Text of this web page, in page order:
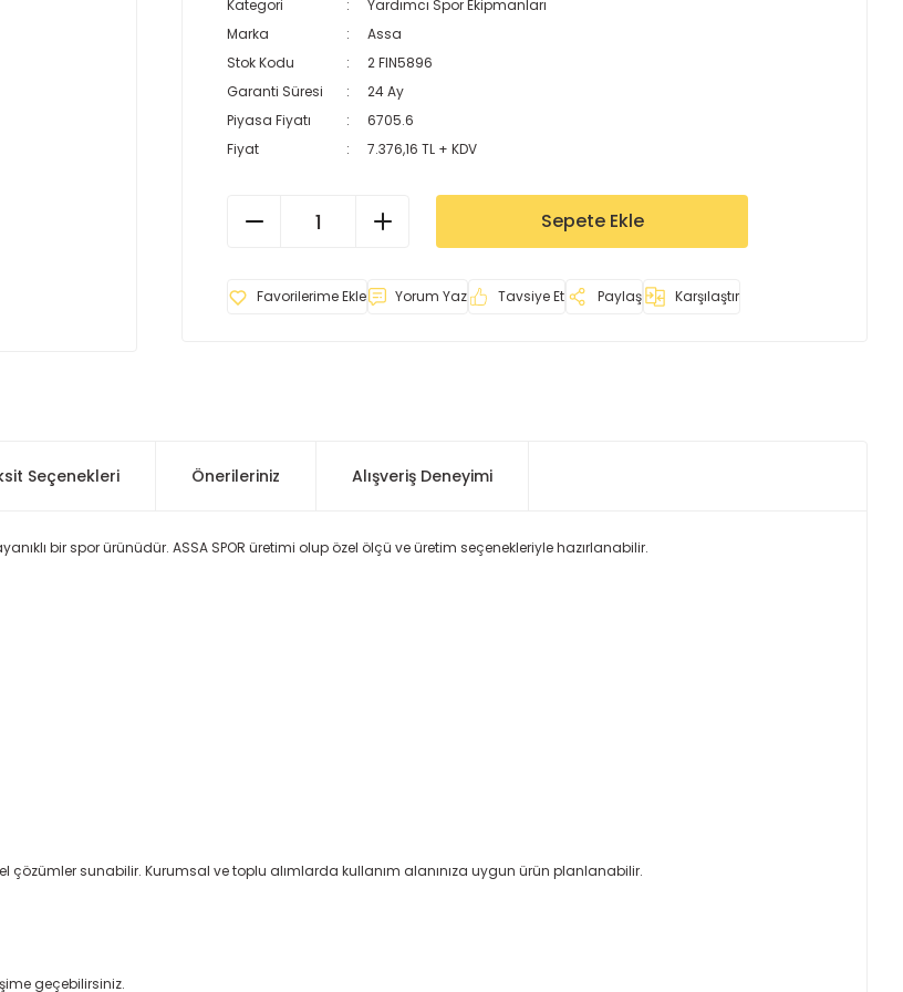
Kategori
Yardımcı Spor Ekipmanları
Marka
Assa
Stok Kodu
2 FIN5896
Garanti Süresi
24 Ay
Piyasa Fiyatı
6705.6
Fiyat
7.376,16 TL + KDV
Sepete Ekle
Yorum Yaz Tavsiye Et Paylaş Karşılaştır
Seçenekleri Önerileriniz Alışveriş Deneyimi
bir spor ürünüdür. ASSA SPOR üretimi olup özel ölçü ve üretim seçenekleriyle hazırlanabilir.
çözümler sunabilir. Kurumsal ve toplu alımlarda kullanım alanınıza uygun ürün planlanabilir.
geçebilirsiniz.